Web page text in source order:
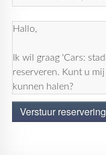
Verstuur reservering